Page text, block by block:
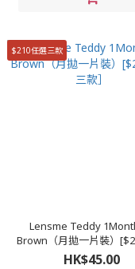
$210任選三款
Lensme Teddy
Brown（月拋一片裝）
三款］
HK$45.00